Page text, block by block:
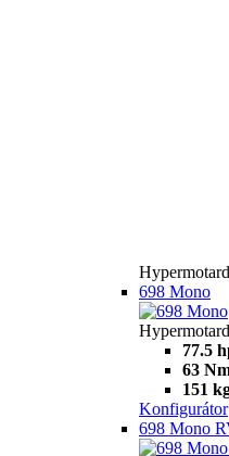
Hypermotard
698 Mono
77.5
63
151
Konfigurátor
698 Mono